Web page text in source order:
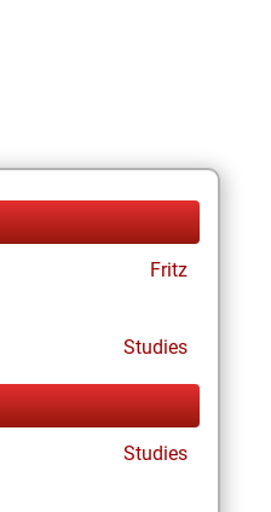
Fritz
Studies
Studies